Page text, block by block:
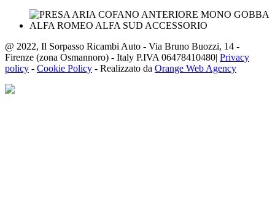
@ 2022, Il Sorpasso Ricambi Auto - Via Bruno Buozzi, 14 -
Firenze (zona Osmannoro) - Italy P.IVA 06478410480| Privacy
policy - Cookie Policy - Realizzato da Orange Web Agency